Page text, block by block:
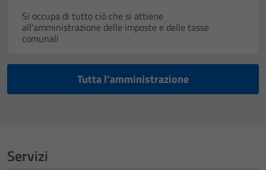
Si occupa di tutto ciò che si attiene
all'amministrazione delle imposte e delle tasse
comunali
Tutta l’amministrazione
Servizi